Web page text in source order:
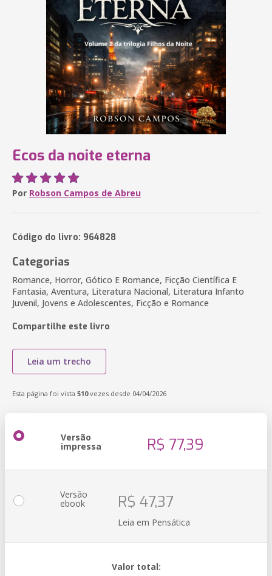
Ecos da noite eterna
Por Robson Campos de Abreu
Código do livro: 964828
Categorias
Romance, Horror, Gótico E Romance, Ficção Científica E
Fantasia, Aventura, Literatura Nacional, Literatura Infanto
Juvenil, Jovens e Adolescentes, Ficção e Romance
Compartilhe este livro
Leia um trecho
Esta página foi vista 510vezes desde 04/04/2026
Versão
impressa R$ 77,39
Versão
ebook R$ 47,37
Leia em Pensática
Valor total: